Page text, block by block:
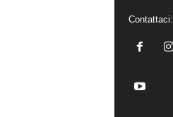
Contattaci: